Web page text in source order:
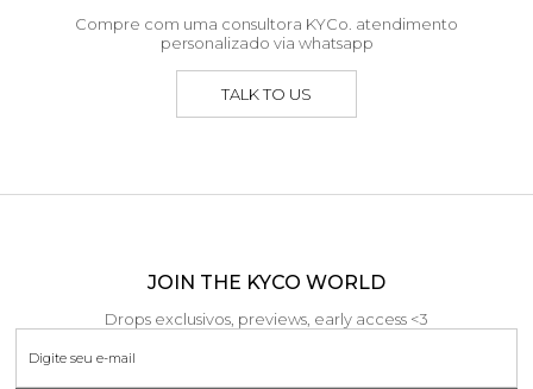
Compre com uma consultora KYCo. atendimento
personalizado via whatsapp
TALK TO US
JOIN THE KYCO WORLD
Drops exclusivos, previews, early access <3